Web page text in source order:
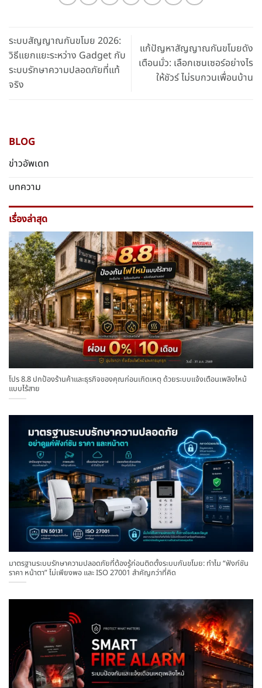
ระบบสัญญาณกันขโมย 2026:
วิธีแยกแยะระหว่าง Gadget กับ
ระบบรักษาความปลอดภัยที่แท้
จริง
แก้ปัญหาสัญญาณกันขโมยดัง
เตือนมั่ว: เลือกเซนเซอร์อย่างไร
ให้ชัวร์ ไม่รบกวนเพื่อนบ้าน
BLOG
ข่าวอัพเดท
บทความ
เรื่องล่าสุด
โปร 8.8 ปกป้องร้านค้าและธุรกิจของคุณก่อนเกิดเหตุ ด้วยระบบแจ้งเตือนเพลิงไหม้
แบบไร้สาย
มาตรฐานระบบรักษาความปลอดภัยที่ต้องรู้ก่อนติดตั้งระบบกันขโมย: ทำไม “ฟังก์ชัน
ราคา หน้าตา” ไม่เพียงพอ และ ISO 27001 สำคัญกว่าที่คิด